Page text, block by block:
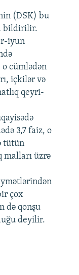
720p
1080p
(DSK) bu
bildirilir.
iyun
cümlədən
içkilər və
qeyri-
3,7 faiz, o
tütün
malları üzrə
çox
də qonşu
deyilir.